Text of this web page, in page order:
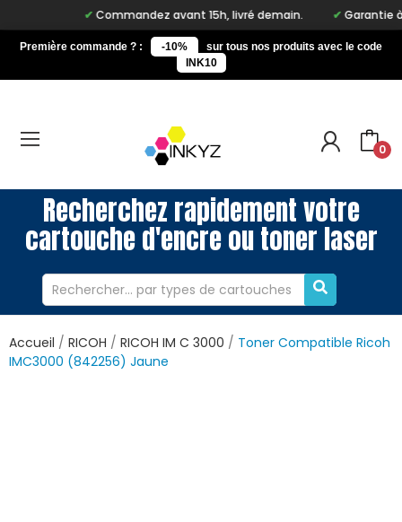
Commandez avant 15h, livré demain. Garantie à
Première commande ? : -10%
sur tous nos produits avec le code
INK10
0
Recherchez rapidement votre
cartouche d'encre ou toner laser
Accueil RICOH RICOH IM C 3000
Toner Compatible Ricoh
IMC3000 (842256) Jaune